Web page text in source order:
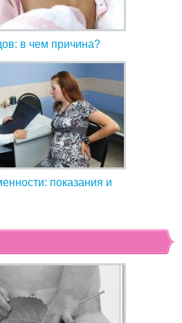
в чем причина?
показания и